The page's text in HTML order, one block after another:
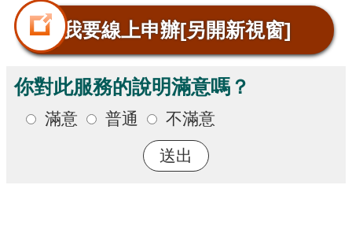
我要線上申辦[另開新視窗]
你對此服務的說明滿意嗎？
滿意 普通 不滿意